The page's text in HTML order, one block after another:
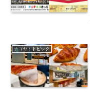
ナゴヤトトピック